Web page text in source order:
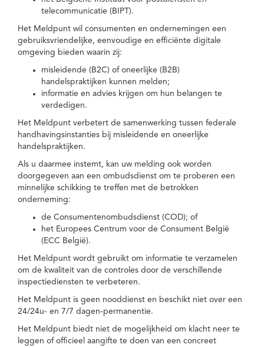
telecommunicatie (BIPT).
Het Meldpunt wil consumenten en ondernemingen een
gebruiksvriendelijke, eenvoudige en efficiënte digitale
omgeving bieden waarin zij:
misleidende (B2C) of oneerlijke (B2B)
handelspraktijken kunnen melden;
informatie en advies krijgen om hun belangen te
verdedigen.
Het Meldpunt verbetert de samenwerking tussen federale
handhavingsinstanties bij misleidende en oneerlijke
handelspraktijken.
Als u daarmee instemt, kan uw melding ook worden
doorgegeven aan een ombudsdienst om te proberen een
minnelijke schikking te treffen met de betrokken
onderneming:
de Consumentenombudsdienst (COD); of
het Europees Centrum voor de Consument België
(ECC België).
Het Meldpunt wordt gebruikt om informatie te verzamelen
om de kwaliteit van de controles door de verschillende
inspectiediensten te verbeteren.
Het Meldpunt is geen nooddienst en beschikt niet over een
24/24u- en 7/7 dagen-permanentie.
Het Meldpunt biedt niet de mogelijkheid om klacht neer te
leggen of officieel aangifte te doen van een concreet